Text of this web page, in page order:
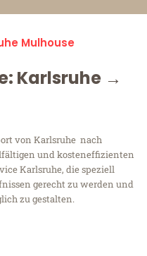
Mulhouse
Karlsruhe →
von Karlsruhe nach
und kosteneffizienten
Karlsruhe, die speziell
gerecht zu werden und
zu gestalten.